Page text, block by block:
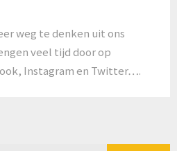
weg te denken uit ons
veel tijd door op
Instagram en Twitter….